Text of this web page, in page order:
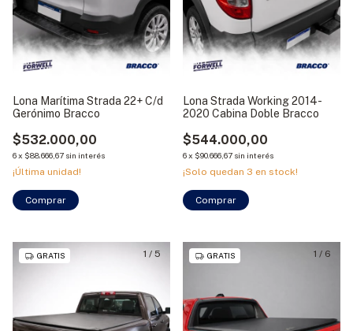
Lona Marítima Strada 22+ C/d
Gerónimo Bracco
$532.000,00
6x $88.666,67 sin interés
¡Última unidad!
Comprar
Lona Strada Working 2014-
2020 Cabina Doble Bracco
$544.000,00
6x $90.666,67 sin interés
¡Solo quedan 3 en stock!
1 / 5
GRATIS 1 / 6
GRATIS